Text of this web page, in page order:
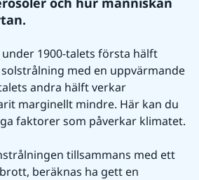
1900-talets första hälft
med en uppvärmande
andra hälft verkar
marginellt mindre. Här kan du
faktorer som påverkar klimatet.
tillsammans med ett
beräknas ha gett en